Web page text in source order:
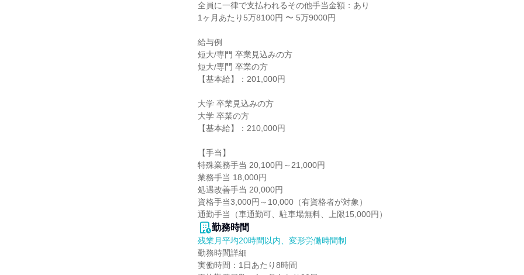
全員に一律で支払われるその他手当金額：あり
1ヶ月あたり5万8100円 〜 5万9000円
給与例
短大/専門 卒業見込みの方
短大/専門 卒業の方
【基本給】：201,000円
大学 卒業見込みの方
大学 卒業の方
【基本給】：210,000円
【手当】
特殊業務手当 20,100円～21,000円
業務手当 18,000円
処遇改善手当 20,000円
資格手当3,000円～10,000（有資格者が対象）
通勤手当（車通勤可、駐車場無料、上限15,000円）
勤務時間
残業月平均20時間以内、変形労働時間制
勤務時間詳細
実働時間：1日あたり8時間